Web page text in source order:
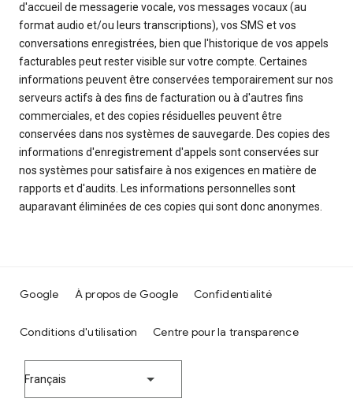
d'accueil de messagerie vocale, vos messages vocaux (au
format audio et/ou leurs transcriptions), vos SMS et vos
conversations enregistrées, bien que l'historique de vos appels
facturables peut rester visible sur votre compte. Certaines
informations peuvent être conservées temporairement sur nos
serveurs actifs à des fins de facturation ou à d'autres fins
commerciales, et des copies résiduelles peuvent être
conservées dans nos systèmes de sauvegarde. Des copies des
informations d'enregistrement d'appels sont conservées sur
nos systèmes pour satisfaire à nos exigences en matière de
rapports et d'audits. Les informations personnelles sont
auparavant éliminées de ces copies qui sont donc anonymes.
Google À propos de Google Confidentialité
Conditions d'utilisation Centre pour la transparence
Français